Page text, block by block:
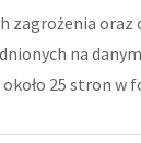
zagrożenia
na
25 stron w